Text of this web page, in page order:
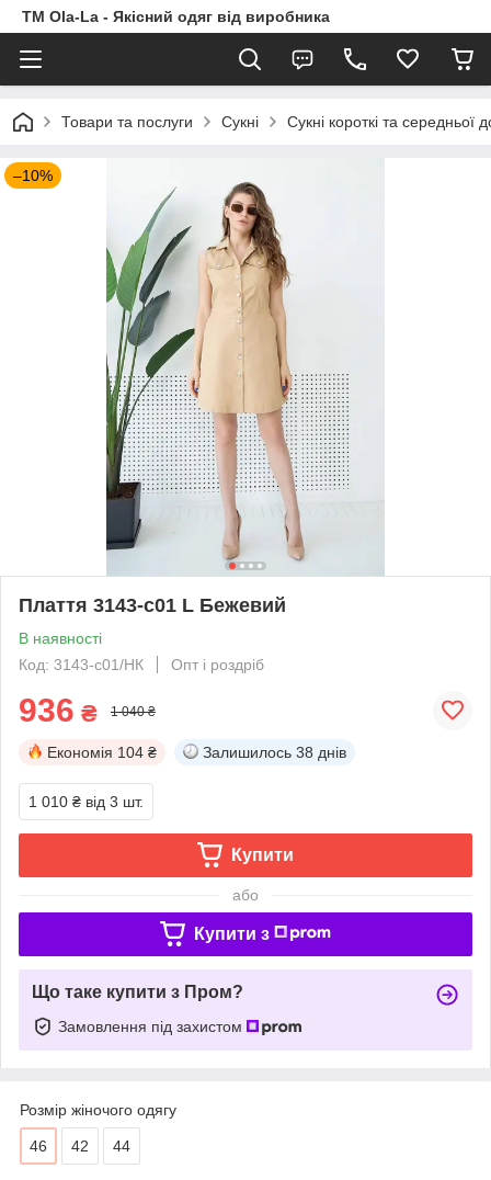
TM Ola-La - Якісний одяг від виробника
Товари та послуги Сукні Сукні короткі та середньої
–10%
Плаття 3143-c01 L Бежевий
В наявності
Код: 3143-c01/НК
Опт і роздріб
936 ₴ 1 040 ₴
Економія 104 ₴ Залишилось 38 днів
1 010 ₴ від 3 шт.
Купити
або
Купити з
Що таке купити з Пром?
Замовлення під захистом
Розмір жіночого одягу
46 42 44